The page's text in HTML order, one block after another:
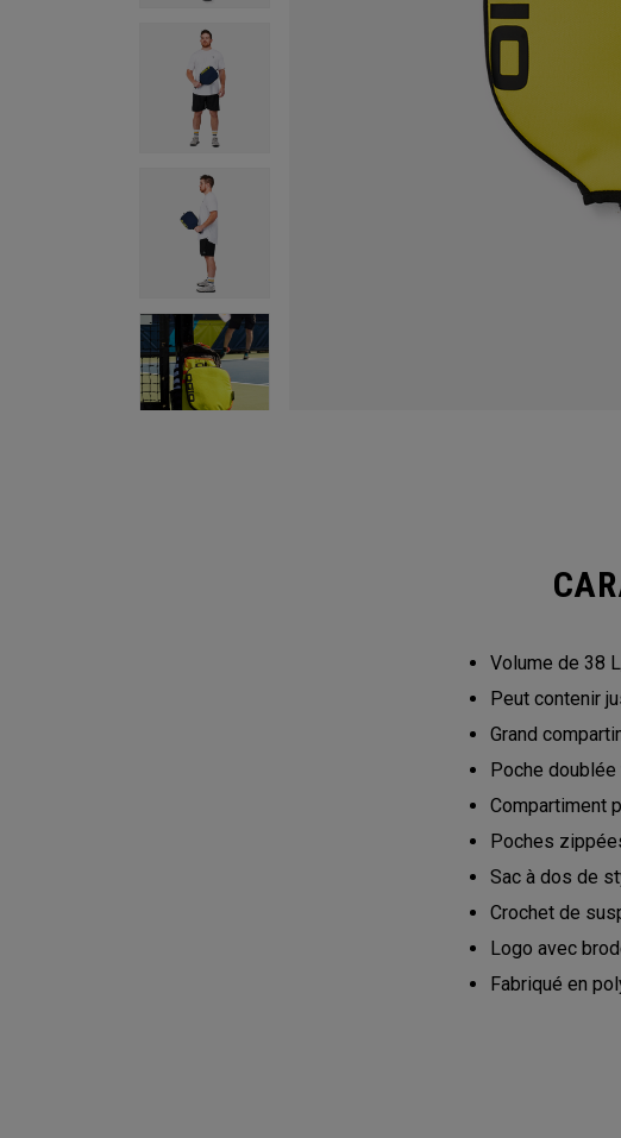
Volume de 38
Peut contenir
Grand
Poche
Compartiment
Poches
Sac à dos de
Crochet de
Logo avec
Fabriqué en